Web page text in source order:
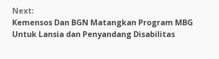
Next:
Kemensos Dan BGN Matangkan Program MBG
Untuk Lansia dan Penyandang Disabilitas